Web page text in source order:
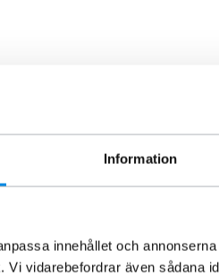
Information
innehållet och
vidarebefordrar även sådana